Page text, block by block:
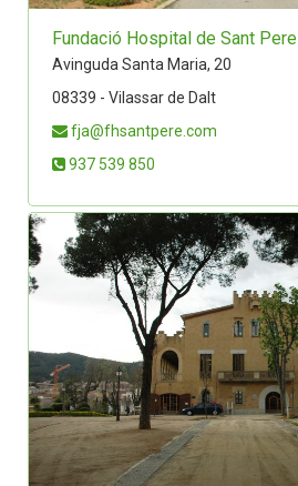
Fundació Hospital de Sant Pere
Avinguda Santa Maria, 20
08339 - Vilassar de Dalt
fja@fhsantpere.com
937 539 850